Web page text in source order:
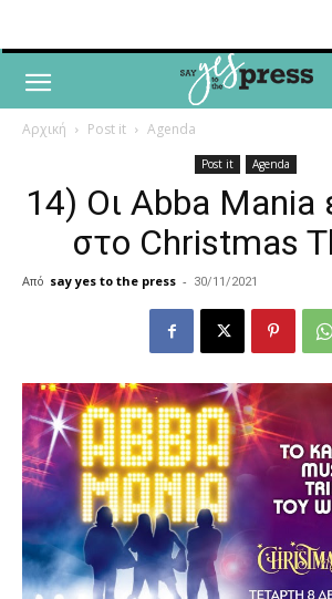
Αρχική Post it Agenda
Post it Agenda
14) Oι Abba Mania
στο Christmas
Από say yes to the press - 30/11/2021